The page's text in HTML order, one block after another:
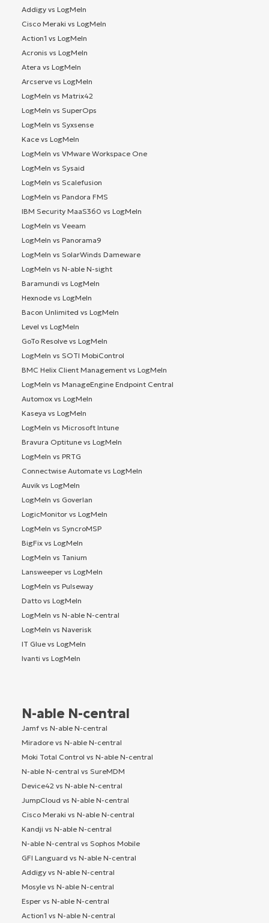
Addigy vs LogMeIn
Cisco Meraki vs LogMeIn
Action1 vs LogMeIn
Acronis vs LogMeIn
Atera vs LogMeIn
Arcserve vs LogMeIn
LogMeIn vs Matrix42
LogMeIn vs SuperOps
LogMeIn vs Syxsense
Kace vs LogMeIn
LogMeIn vs VMware Workspace One
LogMeIn vs Sysaid
LogMeIn vs Scalefusion
LogMeIn vs Pandora FMS
IBM Security MaaS360 vs LogMeIn
LogMeIn vs Veeam
LogMeIn vs Panorama9
LogMeIn vs SolarWinds Dameware
LogMeIn vs N-able N-sight
Baramundi vs LogMeIn
Hexnode vs LogMeIn
Bacon Unlimited vs LogMeIn
Level vs LogMeIn
GoTo Resolve vs LogMeIn
LogMeIn vs SOTI MobiControl
BMC Helix Client Management vs LogMeIn
LogMeIn vs ManageEngine Endpoint Central
Automox vs LogMeIn
Kaseya vs LogMeIn
LogMeIn vs Microsoft Intune
Bravura Optitune vs LogMeIn
LogMeIn vs PRTG
Connectwise Automate vs LogMeIn
Auvik vs LogMeIn
LogMeIn vs Goverlan
LogicMonitor vs LogMeIn
LogMeIn vs SyncroMSP
BigFix vs LogMeIn
LogMeIn vs Tanium
Lansweeper vs LogMeIn
LogMeIn vs Pulseway
Datto vs LogMeIn
LogMeIn vs N-able N-central
LogMeIn vs Naverisk
IT Glue vs LogMeIn
Ivanti vs LogMeIn
N-able N-central
Jamf vs N-able N-central
Miradore vs N-able N-central
Moki Total Control vs N-able N-central
N-able N-central vs SureMDM
Device42 vs N-able N-central
JumpCloud vs N-able N-central
Cisco Meraki vs N-able N-central
Kandji vs N-able N-central
N-able N-central vs Sophos Mobile
GFI Languard vs N-able N-central
Addigy vs N-able N-central
Mosyle vs N-able N-central
Esper vs N-able N-central
Action1 vs N-able N-central